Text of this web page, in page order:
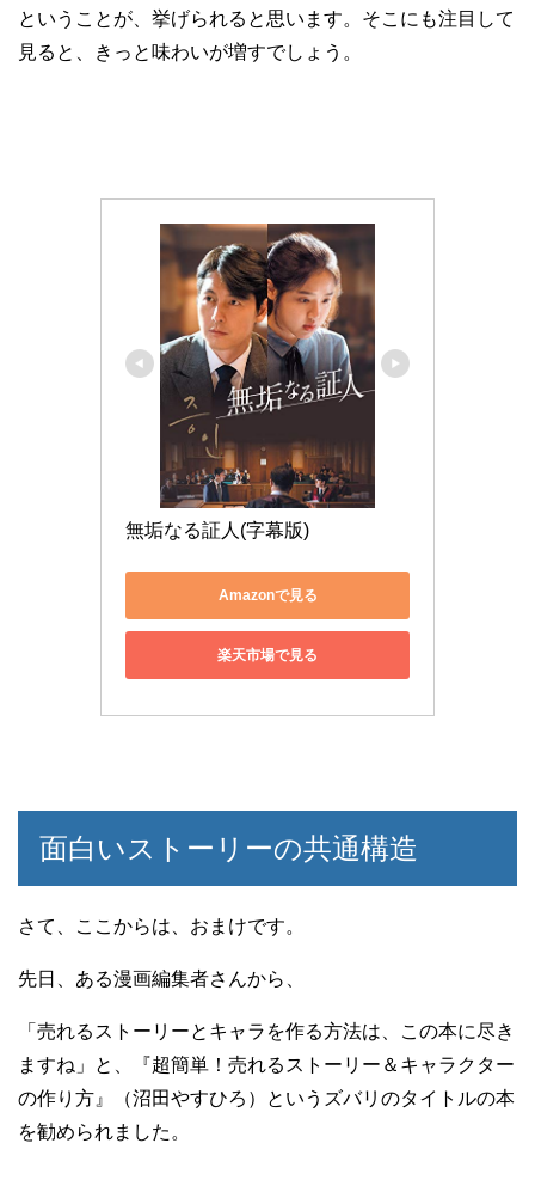
ということが、挙げられると思います。そこにも注目して
見ると、きっと味わいが増すでしょう。
無垢なる証人(字幕版)
Amazonで見る
楽天市場で見る
面白いストーリーの共通構造
さて、ここからは、おまけです。
先日、ある漫画編集者さんから、
「売れるストーリーとキャラを作る方法は、この本に尽き
ますね」と、『超簡単！売れるストーリー＆キャラクター
の作り方』（沼田やすひろ）というズバリのタイトルの本
を勧められました。